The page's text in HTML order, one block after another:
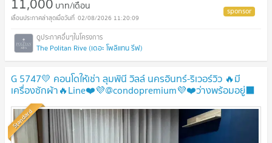
บาท/เดือน
02/08/2026 11:20:09
The Politan Rive (เดอะ โพลิแทน รีฟ)
G 5747💛 คอนโดให้เช่า ลุมพินี วิลล์ นครอินทร์-ริเวอร์วิว 🔥มี
เครื่องซักผ้า🔥Line❤️💜@condopremium💜❤️ว่างพร้อมอยู่⬛
🟨 📞 065 695 3645🟨⬛
Standard